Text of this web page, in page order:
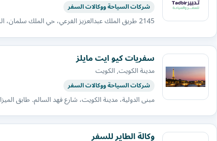
شركات السياحة ووكالات السفر
2145 طريق الملك عبدالعزيز الفرعي، حي الملك سلمان، الرياض 12434 ، المملكة العربية السعودية
سفريات كيو ايت مايلز
مدينة الكويت, الكويت
شركات السياحة ووكالات السفر
مبنى الدولية، مدينة الكويت، شارع فهد السالم. طابق
وكالة الطاير للسفر